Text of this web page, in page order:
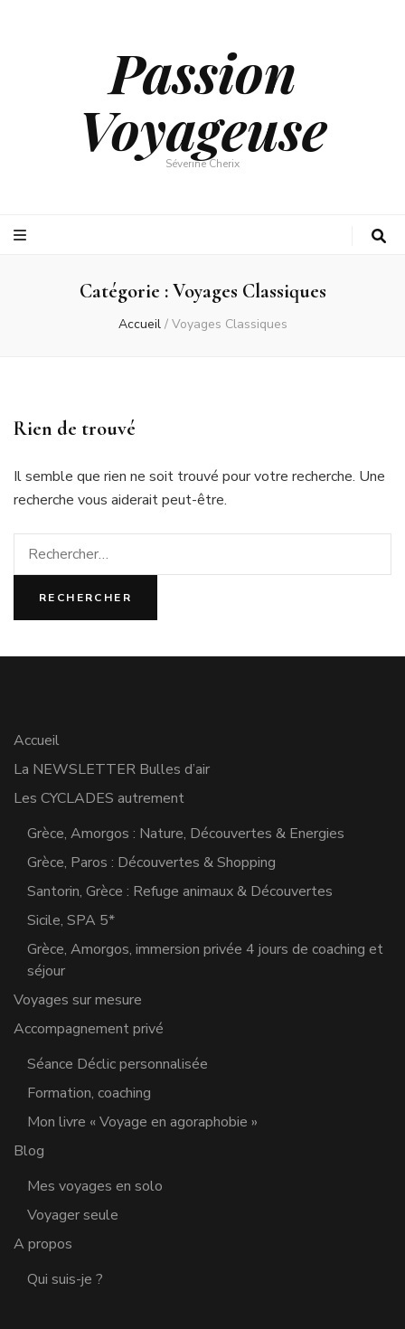
Passion
Voyageuse
Séverine Cherix
Catégorie :Voyages Classiques
Accueil / Voyages Classiques
Rien de trouvé
Il semble que rien ne soit trouvé pour votre recherche. Une
recherche vous aiderait peut-être.
Rechercher :
Accueil
La NEWSLETTER Bulles d’air
Les CYCLADES autrement
Grèce, Amorgos : Nature, Découvertes & Energies
Grèce, Paros : Découvertes & Shopping
Santorin, Grèce : Refuge animaux & Découvertes
Sicile, SPA 5*
Grèce, Amorgos, immersion privée 4 jours de coaching et
séjour
Voyages sur mesure
Accompagnement privé
Séance Déclic personnalisée
Formation, coaching
Mon livre « Voyage en agoraphobie »
Blog
Mes voyages en solo
Voyager seule
A propos
Qui suis-je ?